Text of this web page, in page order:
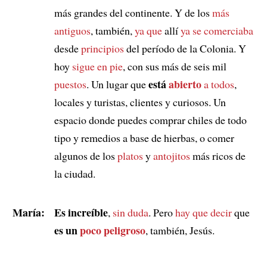
más grandes del continente. Y de losmás
antiguos, también, ya queallíya se comerciaba
desdeprincipiosdel período de la Colonia. Y
hoy sigue en pie, con sus más de seis mil
puestos. Un lugar queestáabiertoa todos,
locales y turistas, clientes y curiosos. Un
espacio donde puedes comprar chiles de todo
tipo y remedios a base de hierbas, o comer
algunos de losplatosyantojitosmás ricos de
la ciudad.
María: Es increíble, sin duda. Perohay que decirque
es unpoco peligroso, también, Jesús.